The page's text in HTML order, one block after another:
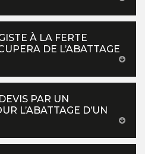
À LA FERTE
DE L’ABATTAGE
PAR UN
L’ABATTAGE D’UN